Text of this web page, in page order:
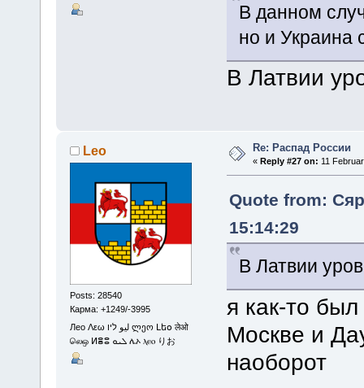
В данном
но и Украина
В Латвии
Leo
Posts: 28540
Карма: +1249/-3995
Лео Λεω ليو ליו ლეო Լեօ लेओ
லெஒ ⵍⴻⵓ ܠܝܘ ሌኦ ⲗⲉⲟ りお
Re: Распад России
« Reply #27 on: 11
Quote from:
15:14:29
В Латвии
я как-то
Москве и
наоборот